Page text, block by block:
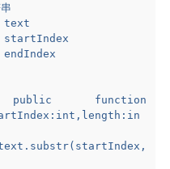
text
startIndex
endIndex